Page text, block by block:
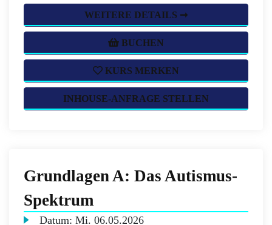
WEITERE DETAILS ➞
BUCHEN
KURS MERKEN
INHOUSE-ANFRAGE STELLEN
Grundlagen A: Das Autismus-
Spektrum
Datum:Mi. 06.05.2026